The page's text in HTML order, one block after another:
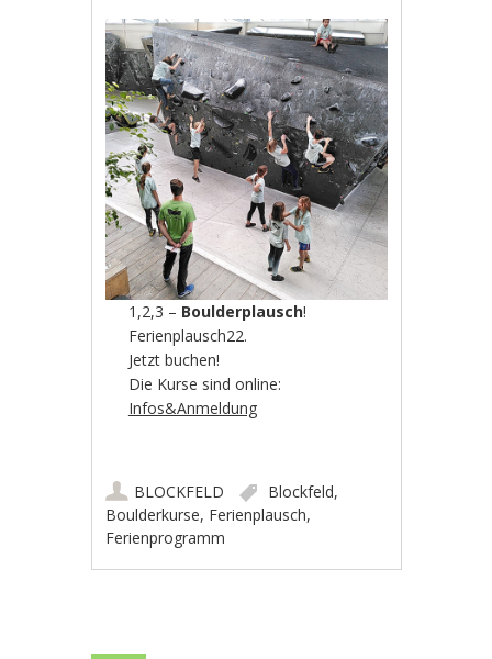
1,2,3 – Boulderplausch!
Ferienplausch22.
Jetzt buchen!
Die Kurse sind online:
Infos&Anmeldung
BLOCKFELD Blockfeld,
Boulderkurse, Ferienplausch,
Ferienprogramm